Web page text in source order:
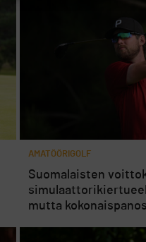
AMATÖÖRIGOLF
Suomalaisten
mutta